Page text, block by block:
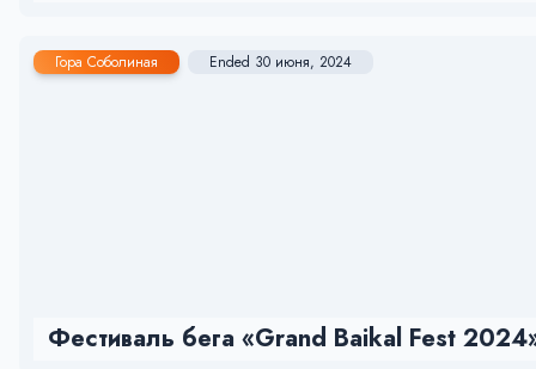
Гора Соболиная Ended 30 июня, 2024
Фестиваль бега «Grand Baikal Fest